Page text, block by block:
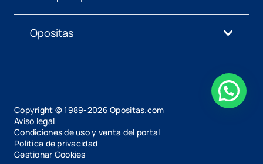
Opositas
Copyright © 1989-2026 Opositas.com
Aviso legal
Condiciones de uso y venta del portal
Política de privacidad
Gestionar Cookies